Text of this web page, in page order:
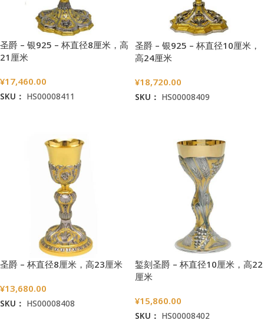
圣爵 – 银925 – 杯直径8厘米，高
21厘米
¥17,460.00
SKU： HS00008411
圣爵 – 银925 – 杯直径10厘米，
高24厘米
¥18,720.00
SKU： HS00008409
圣爵 – 杯直径8厘米，高23厘米
¥13,680.00
SKU： HS00008408
錾刻圣爵 – 杯直径10厘米，高22
厘米
¥15,860.00
SKU： HS00008402